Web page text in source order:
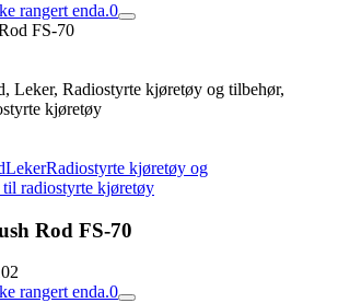
rangert enda.0
FS-70
Leker, Radiostyrte kjøretøy og tilbehør,
kjøretøy
LekerRadiostyrte kjøretøy og
til radiostyrte kjøretøy
Rod FS-70
rangert enda.0